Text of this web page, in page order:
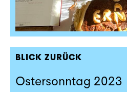
BLICK ZURÜCK
Ostersonntag 2023